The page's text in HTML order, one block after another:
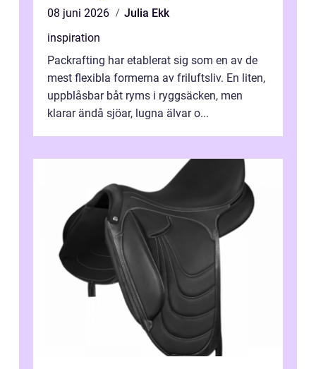
08 juni 2026
Julia Ekk
inspiration
Packrafting har etablerat sig som en av de
mest flexibla formerna av friluftsliv. En liten,
uppblåsbar båt ryms i ryggsäcken, men
klarar ändå sjöar, lugna älvar o...